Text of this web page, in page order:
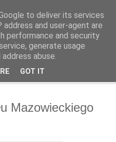
Mazowieckiego
to deliver its services
and user-agent are
performance and security
generate usage
abuse.
GOT IT